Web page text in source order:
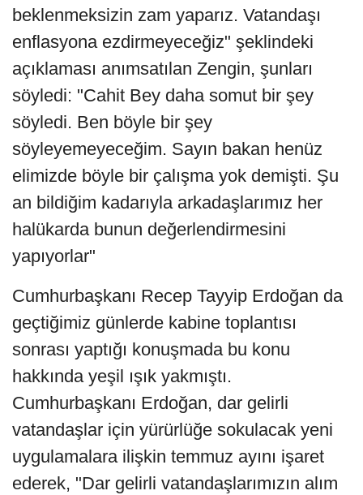
beklenmeksizin zam yaparız. Vatandaşı
enflasyona ezdirmeyeceğiz" şeklindeki
açıklaması anımsatılan Zengin, şunları
söyledi: "Cahit Bey daha somut bir şey
söyledi. Ben böyle bir şey
söyleyemeyeceğim. Sayın bakan henüz
elimizde böyle bir çalışma yok demişti. Şu
an bildiğim kadarıyla arkadaşlarımız her
halükarda bunun değerlendirmesini
yapıyorlar"
Cumhurbaşkanı Recep Tayyip Erdoğan da
geçtiğimiz günlerde kabine toplantısı
sonrası yaptığı konuşmada bu konu
hakkında yeşil ışık yakmıştı.
Cumhurbaşkanı Erdoğan, dar gelirli
vatandaşlar için yürürlüğe sokulacak yeni
uygulamalara ilişkin temmuz ayını işaret
ederek, "Dar gelirli vatandaşlarımızın alım